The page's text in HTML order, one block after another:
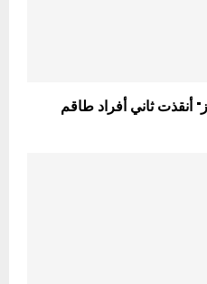
أنقذت ثاني أفراد طاقم